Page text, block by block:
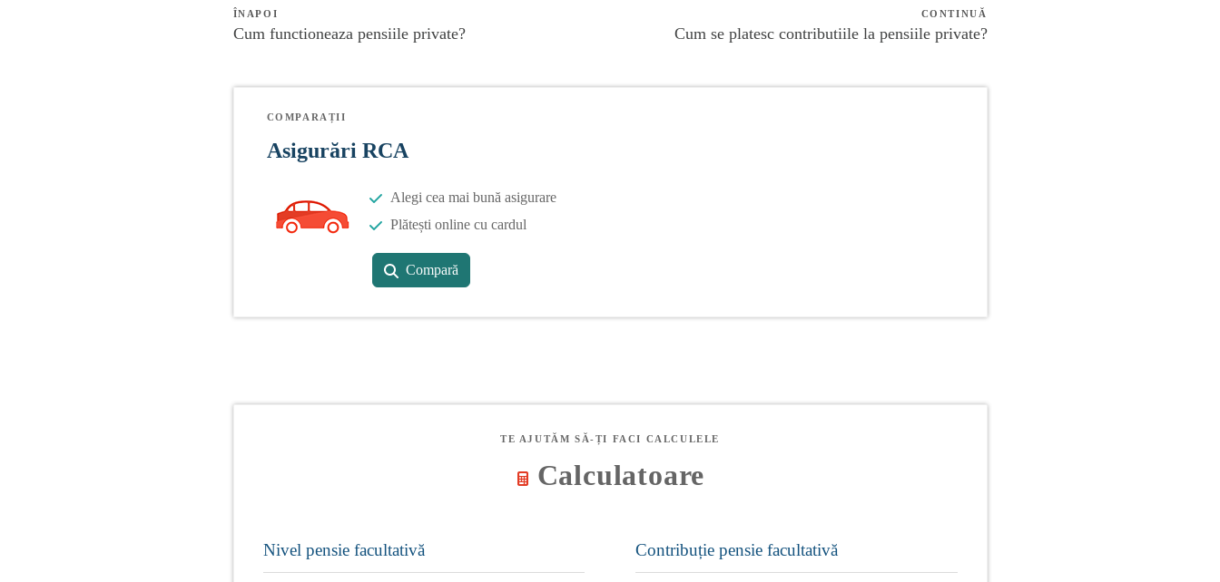
ÎNAPOI
Cum functioneaza pensiile private?
CONTINUĂ
Cum se platesc contributiile la pensiile private?
COMPARAȚII
Asigurări RCA
Alegi cea mai bună asigurare
Plătești online cu cardul
Compară
TE AJUTĂM SĂ-ȚI FACI CALCULELE
Calculatoare
Nivel pensie facultativă Contribuție pensie facultativă